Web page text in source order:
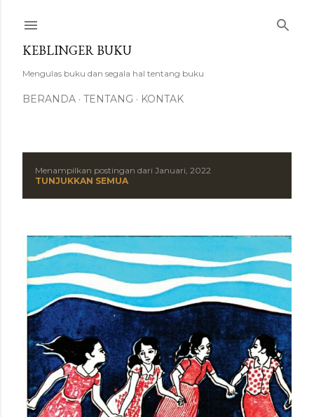
KEBLINGER BUKU
Mengulas buku dan segala hal tentang buku
BERANDA TENTANG KONTAK
s
t
i
n
g
a
n
Menampilkan postingan dari Januari, 2022
TUNJUKKAN SEMUA